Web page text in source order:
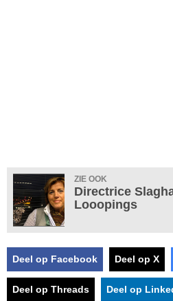
ZIE OOK
Directrice
Looopings
Deel op Facebook Deel op X
Deel op Threads Deel op